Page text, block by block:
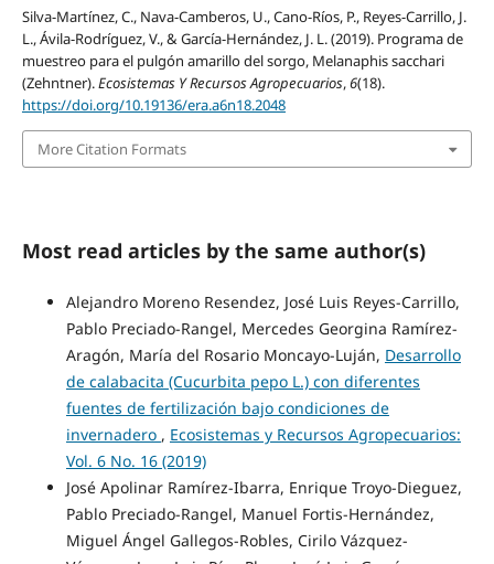
Silva-Martínez, C., Nava-Camberos, U., Cano-Ríos, P., Reyes-Carrillo, J.
L., Ávila-Rodríguez, V., & García-Hernández, J. L. (2019). Programa de
muestreo para el pulgón amarillo del sorgo, Melanaphis sacchari
(Zehntner).Ecosistemas Y Recursos Agropecuarios,6(18).
https://doi.org/10.19136/era.a6n18.2048
More Citation Formats
Most read articles by the same author(s)
Alejandro Moreno Resendez, José Luis Reyes-Carrillo,
Pablo Preciado-Rangel, Mercedes Georgina Ramírez-
Aragón, María del Rosario Moncayo-Luján, Desarrollo
de calabacita (Cucurbita pepo L.) con diferentes
fuentes de fertilización bajo condiciones de
invernadero , Ecosistemas y Recursos Agropecuarios:
Vol. 6 No. 16 (2019)
José Apolinar Ramírez-Ibarra, Enrique Troyo-Dieguez,
Pablo Preciado-Rangel, Manuel Fortis-Hernández,
Miguel Ángel Gallegos-Robles, Cirilo Vázquez-